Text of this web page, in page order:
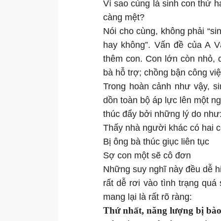
Vì sao cùng là sinh con thứ
càng mệt?
Nói cho cùng, không phải
hay không”. Vấn đề của A
thêm con. Con lớn còn nhỏ,
bà hỗ trợ; chồng bận công
Trong hoàn cảnh như vậy,
dồn toàn bộ áp lực lên một
thúc đẩy bởi những lý do
Thấy nhà người khác có hai
Bị ông bà thúc giục liên tục
Sợ con một sẽ cô đơn
Những suy nghĩ này đều dễ
rất dễ rơi vào tình trạng
mang lại là rất rõ ràng:
Thứ nhất, năng lượng bị